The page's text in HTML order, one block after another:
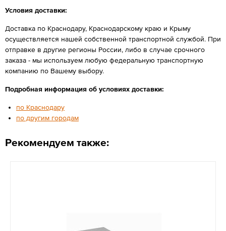
Условия доставки:
Доставка по Краснодару, Краснодарскому краю и Крыму
осуществляется нашей собственной транспортной службой. При
отправке в другие регионы России, либо в случае срочного
заказа - мы используем любую федеральную транспортную
компанию по Вашему выбору.
Подробная информация об условиях доставки:
по Краснодару
по другим городам
Рекомендуем также: